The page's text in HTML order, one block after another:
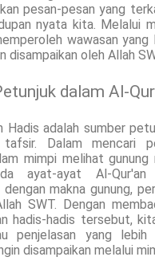
pesan-pesan yang
nyata kita. Melalui
wawasan
disampaikan oleh Allah
dalam Al-
Hadis adalah sumber
Dalam mencari
mimpi melihat
ayat-ayat Al-
dengan makna gunung,
SWT. Dengan
hadis-hadis tersebut,
penjelasan yang lebih
disampaikan melalui